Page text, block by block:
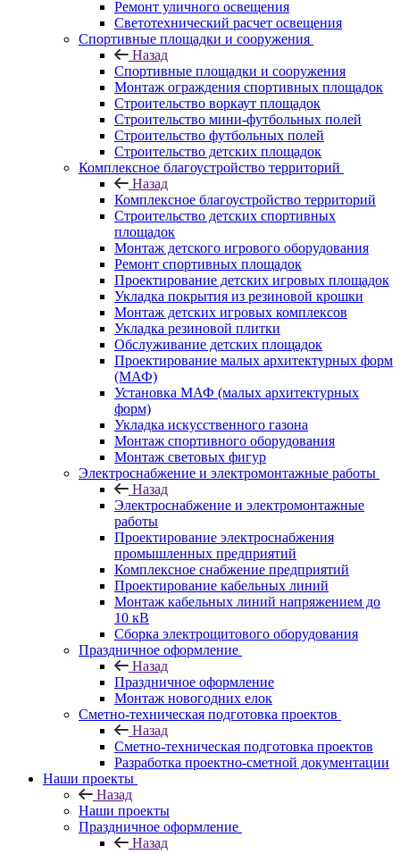
Ремонт уличного освещения
Светотехнический расчет освещения
Спортивные площадки и сооружения
Назад
Спортивные площадки и сооружения
Монтаж ограждения спортивных площадок
Строительство воркаут площадок
Строительство мини-футбольных полей
Строительство футбольных полей
Строительство детских площадок
Комплексное благоустройство территорий
Назад
Комплексное благоустройство территорий
Строительство детских спортивных
площадок
Монтаж детского игрового оборудования
Ремонт спортивных площадок
Проектирование детских игровых площадок
Укладка покрытия из резиновой крошки
Монтаж детских игровых комплексов
Укладка резиновой плитки
Обслуживание детских площадок
Проектирование малых архитектурных форм
(МАФ)
Установка МАФ (малых архитектурных
форм)
Укладка искусственного газона
Монтаж спортивного оборудования
Монтаж световых фигур
Электроснабжение и электромонтажные работы
Назад
Электроснабжение и электромонтажные
работы
Проектирование электроснабжения
промышленных предприятий
Комплексное снабжение предприятий
Проектирование кабельных линий
Монтаж кабельных линий напряжением до
10 кВ
Сборка электрощитового оборудования
Праздничное оформление
Назад
Праздничное оформление
Монтаж новогодних елок
Сметно-техническая подготовка проектов
Назад
Сметно-техническая подготовка проектов
Разработка проектно-сметной документации
Наши проекты
Назад
Наши проекты
Праздничное оформление
Назад